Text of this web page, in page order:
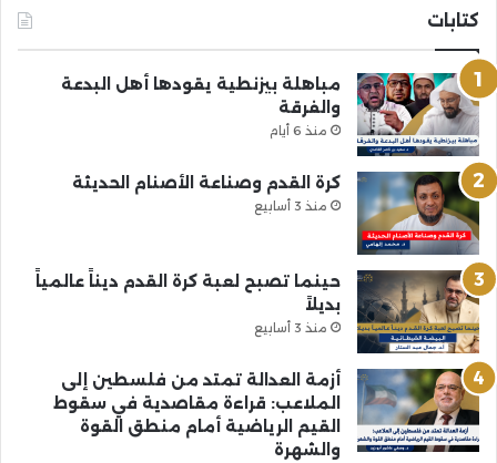
كتابات
مباهلة بيزنطية يقودها أهل البدعة
والفرقة
منذ 6 أيام
كرة القدم وصناعة الأصنام الحديثة
منذ 3 أسابيع
حينما تصبح لعبة كرة القدم ديناً عالمياً
بديلاً
منذ 3 أسابيع
أزمة العدالة تمتد من فلسطين إلى
الملاعب: قراءة مقاصدية في سقوط
القيم الرياضية أمام منطق القوة
والشهرة